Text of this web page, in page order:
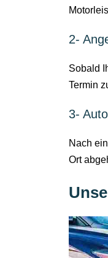
2-
Sobald
Termin
3-
Nach
Ort